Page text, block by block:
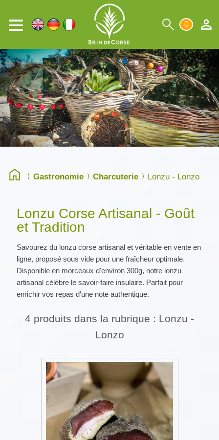
0
Gastronomie Charcuterie Lonzu - Lonzo
Lonzu Corse Artisanal - Goût
et Tradition
Savourez du lonzu corse artisanal et véritable en vente en
ligne, proposé sous vide pour une fraîcheur optimale.
Disponible en morceaux d'environ 300g, notre lonzu
artisanal célèbre le savoir-faire insulaire. Parfait pour
enrichir vos repas d'une note authentique.
4 produits dans la rubrique : Lonzu -
Lonzo